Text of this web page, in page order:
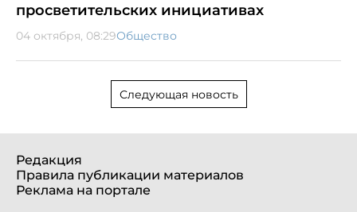
просветительских инициативах
04 октября, 08:29Общество
Следующая новость
Редакция
Правила публикации материалов
Реклама на портале